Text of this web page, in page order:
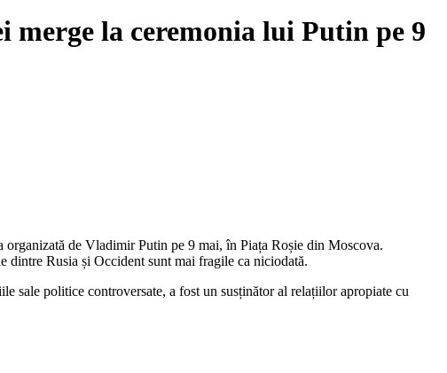
la ceremonia lui Putin pe 9
de Vladimir Putin pe 9 mai, în Piața Roșie din Moscova.
Rusia și Occident sunt mai fragile ca niciodată.
sale politice controversate, a fost un susținător al relațiilor apropiate cu